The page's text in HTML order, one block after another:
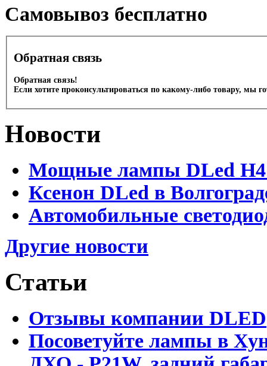
Cамовывоз бесплатно
Обратная связь
Обратная связь!
Если хотите проконсультироваться по какому-либо товару, мы
Новости
Мощные лампы DLed H4
Ксенон DLed в
Автомобильные
Другие новости
Статьи
Отзывы компании DLED
Посоветуйте лампы в